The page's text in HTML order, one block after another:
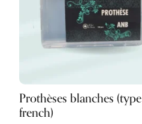
Prothèses blanches (type
french)